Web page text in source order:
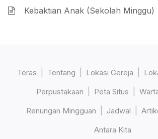
Kebaktian Anak (Sekolah Minggu)
Teras Tentang Lokasi Gereja
Perpustakaan
Peta Situs
Renungan Mingguan
Jadwal
Antara Kita